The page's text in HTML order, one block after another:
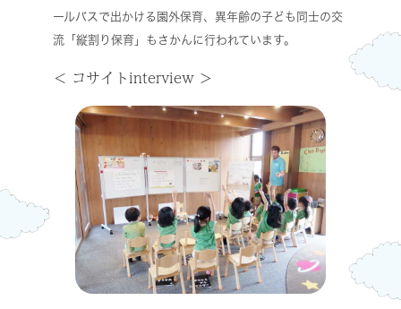
ールバスで出かける園外保育、異年齢の子ども同士の交
流「縦割り保育」もさかんに行われています。
コサイトinterview